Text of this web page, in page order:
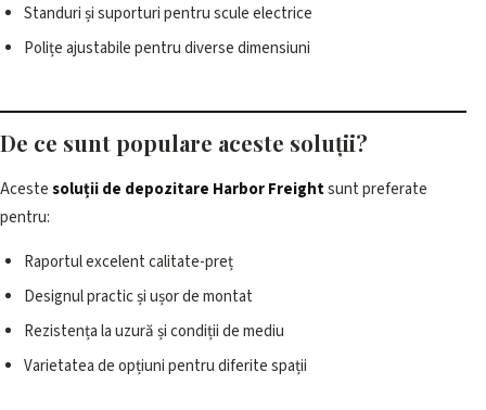
Standuri și suporturi pentru scule electrice
Polițe ajustabile pentru diverse dimensiuni
De ce sunt populare aceste soluții?
Acestesoluții de depozitare Harbor Freightsunt preferate
pentru:
Raportul excelent calitate-preț
Designul practic și ușor de montat
Rezistența la uzură și condiții de mediu
Varietatea de opțiuni pentru diferite spații